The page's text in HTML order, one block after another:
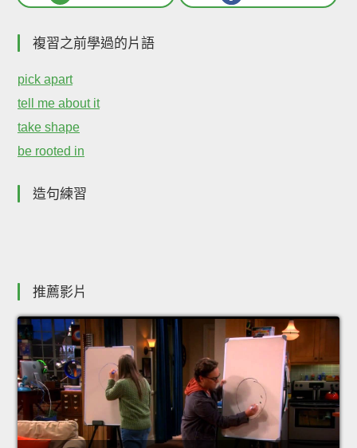
複習之前學過的片語
pick apart
tell me about it
take shape
be rooted in
造句練習
推薦影片